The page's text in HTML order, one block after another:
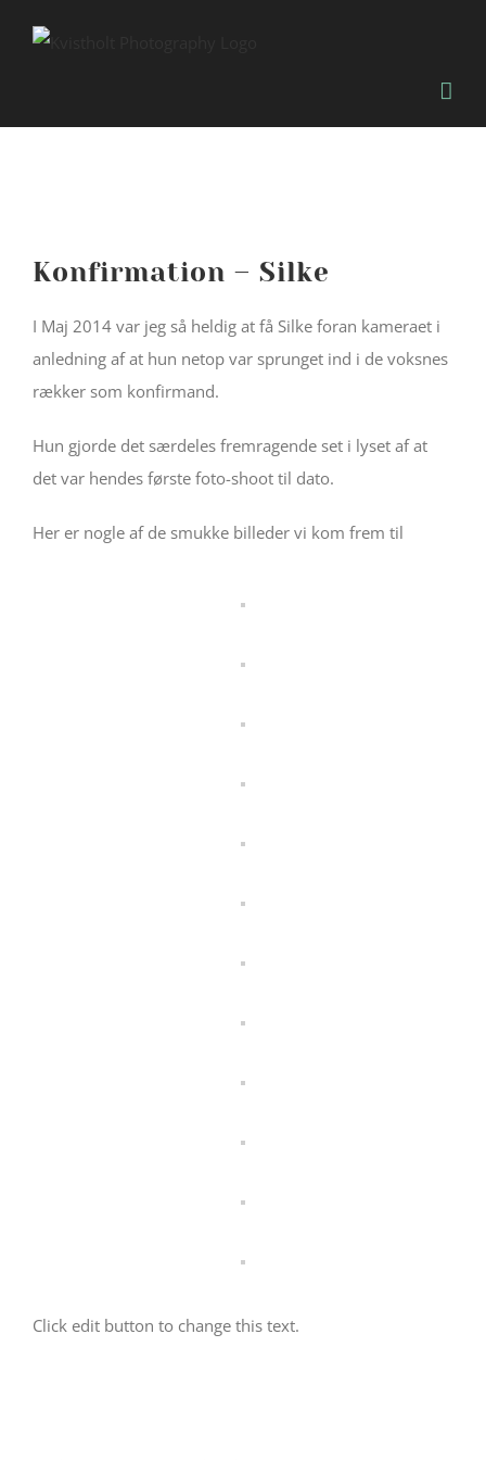
Konfirmation – Silke
I Maj 2014 var jeg så heldig at få Silke foran kameraet i
anledning af at hun netop var sprunget ind i de voksnes
rækker som konfirmand.
Hun gjorde det særdeles fremragende set i lyset af at
det var hendes første foto-shoot til dato.
Her er nogle af de smukke billeder vi kom frem til
Click edit button to change this text.